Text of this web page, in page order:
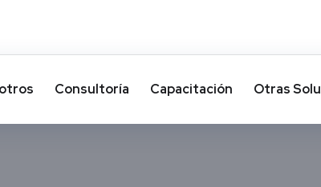
Consultoría Capacitación Otras